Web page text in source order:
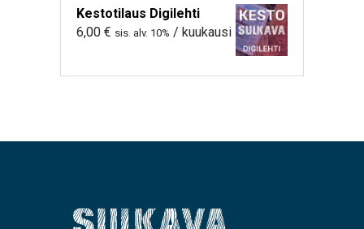
Kestotilaus Digilehti
6,00 € sis. alv. 10% / kuukausi